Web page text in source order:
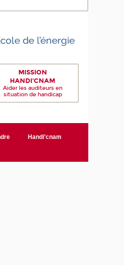
MISSION
HANDI'CNAM
Aider les auditeurs en
situation de handicap
Handi'cnam